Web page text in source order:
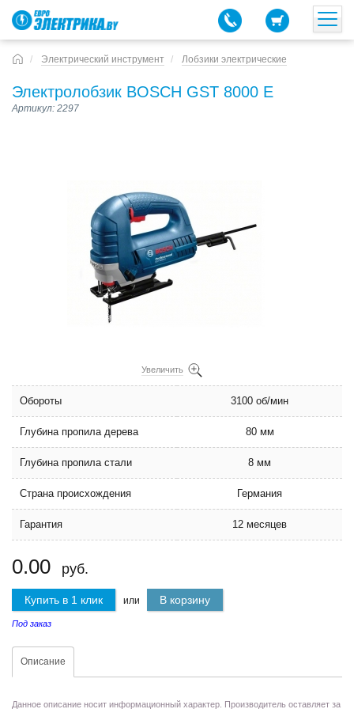
Электрический инструмент Лобзики электрические
Электролобзик BOSCH GST 8000 E
Артикул: 2297
Увеличить
Обороты 3100 об/мин
Глубина пропила дерева 80 мм
Глубина пропила стали 8 мм
Страна происхождения Германия
Гарантия 12 месяцев
0.00 руб.
Купить в 1 клик или В корзину
Под заказ
Описание
Данное описание носит информационный характер. Производитель оставляет за